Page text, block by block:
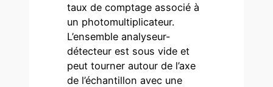
taux de comptage associé à
un photomultiplicateur.
L’ensemble analyseur-
détecteur est sous vide et
peut tourner autour de l’axe
de l’échantillon avec une